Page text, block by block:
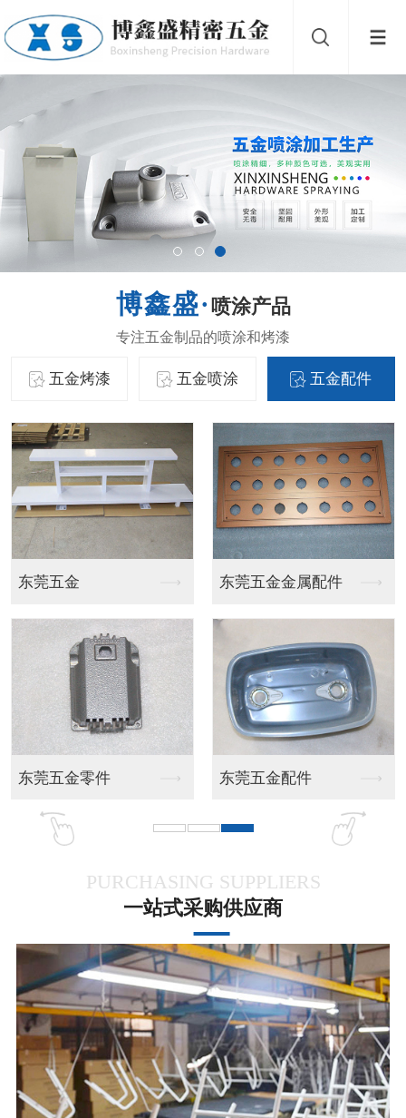
喷涂产品
五金烤漆 五金喷涂 五金配件
新能源储能箱烤漆 新能源储能箱烤漆
新能源储能箱烤漆 新能源储能箱烤漆
PURCHASING SUPPLIERS
一站式采购供应商